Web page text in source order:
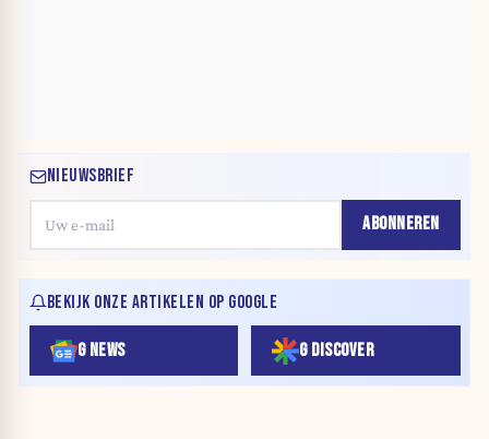
NIEUWSBRIEF
ABONNEREN
BEKIJK ONZE ARTIKELEN OP GOOGLE
G NEWS G DISCOVER